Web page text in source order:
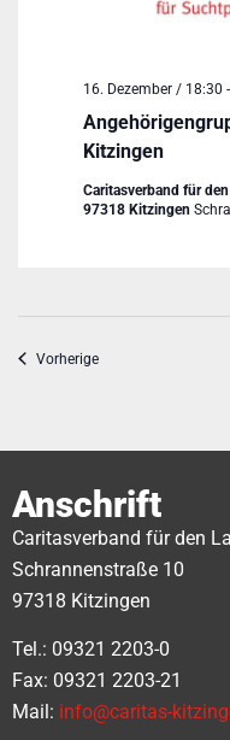
Kitzingen
16. Dezember / 18:30 -
Caritasverband für
97318 Kitzingen
VorherigeVeranstaltungen
Anschrift
Caritasverband für den
Schrannenstraße 10
97318 Kitzingen
Tel.: 09321 2203-0
Fax: 09321 2203-21
Mail: info@caritas-